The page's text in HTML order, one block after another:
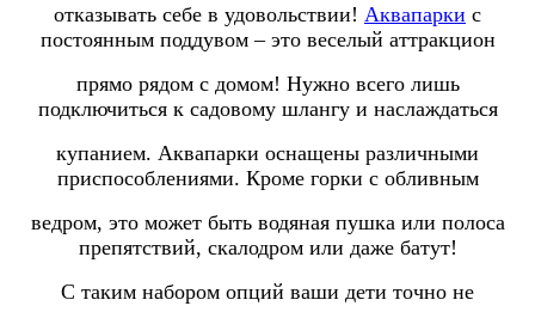
отказывать себе в удовольствии! Аквапарки с
постоянным поддувом – это веселый аттракцион
прямо рядом с домом! Нужно всего лишь
подключиться к садовому шлангу и наслаждаться
купанием. Аквапарки оснащены различными
приспособлениями. Кроме горки с обливным
ведром, это может быть водяная пушка или полоса
препятствий, скалодром или даже батут!
С таким набором опций ваши дети точно не